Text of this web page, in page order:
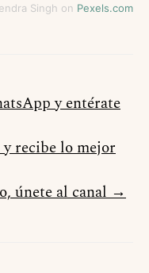
Singh on Pexels.com
y entérate
recibe lo mejor
únete al canal →